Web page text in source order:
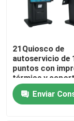
Hogar
Productos
Vídeos
21Quiosco de
autoservicio de
puntos con
térmica y
POS.5 pulgadas
Enviar